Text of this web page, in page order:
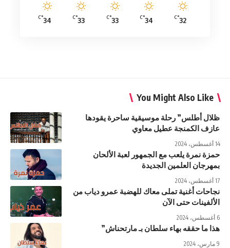
32
°C
34
°C
33
°C
33
°C
34
°C
You Might Also Like
ظلال أطلس” رحلة موسيقية ساحرة يقودها
عازف الكمنجة عطيل معاوي
14 أغسطس، 2024
حمزة نمرة يلعب مع الجمهور لعبة الألحان
بمهرجان العلمين الجديدة
17 أغسطس، 2024
نجاحات أغنية تملى معاك للهضبة عمرو دياب من
الألفينات حتى الآن
6 أغسطس، 2024
هذا ما حققه بهاء سلطان بـ مارتحناش”
9 مارس، 2024